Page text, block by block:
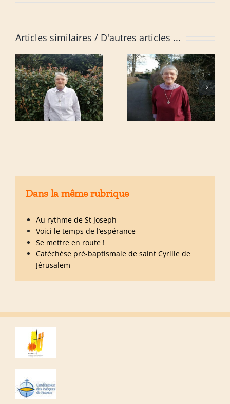
Articles similaires
Dans la même rubrique
Au rythme de St Joseph
Voici le temps de l’espérance
Se mettre en route !
Catéchèse pré-baptismale de saint Cyrille de
Jérusalem